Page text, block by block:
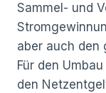
Sammel- und
aber auch den
Für den
den